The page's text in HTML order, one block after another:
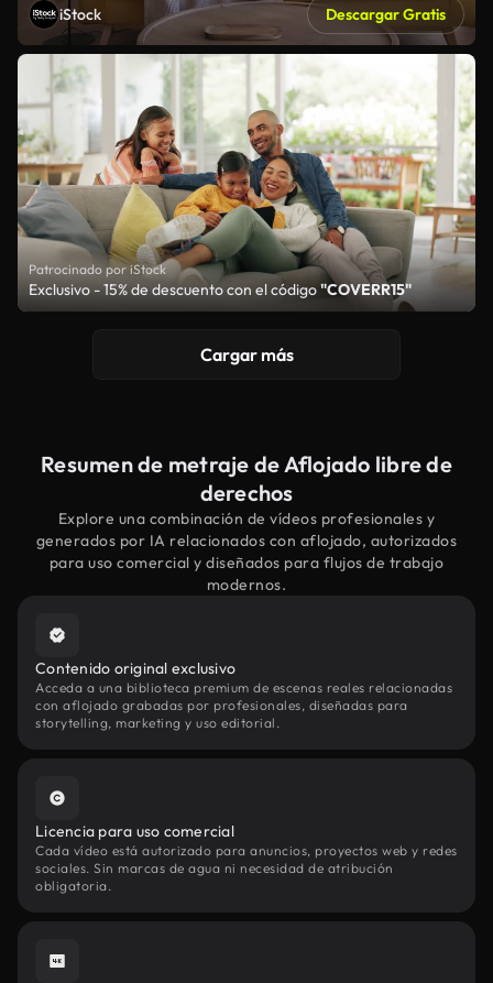
iStock Descargar Gratis
Patrocinado por iStock
Exclusivo - 15% de descuento con el código"COVERR15"
Cargar más
Resumen de metraje de Aflojado libre de
derechos
Explore una combinación de vídeos profesionales y
generados por IA relacionados con aflojado, autorizados
para uso comercial y diseñados para flujos de trabajo
modernos.
Contenido original exclusivo
Acceda a una biblioteca premium de escenas reales relacionadas
con aflojado grabadas por profesionales, diseñadas para
storytelling, marketing y uso editorial.
Licencia para uso comercial
Cada vídeo está autorizado para anuncios, proyectos web y redes
sociales. Sin marcas de agua ni necesidad de atribución
obligatoria.